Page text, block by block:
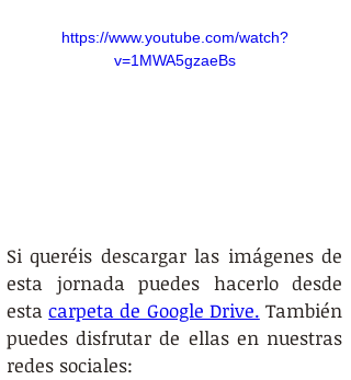
https://www.youtube.com/watch?
v=1MWA5gzaeBs
Si queréis descargar las imágenes de
esta jornada puedes hacerlo desde
esta carpeta de Google Drive. También
puedes disfrutar de ellas en nuestras
redes sociales: